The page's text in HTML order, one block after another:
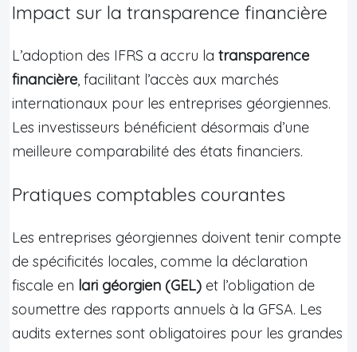
Impact sur la transparence financière
L’adoption des IFRS a accru la transparence
financière, facilitant l’accès aux marchés
internationaux pour les entreprises géorgiennes.
Les investisseurs bénéficient désormais d’une
meilleure comparabilité des états financiers.
Pratiques comptables courantes
Les entreprises géorgiennes doivent tenir compte
de spécificités locales, comme la déclaration
fiscale en lari géorgien (GEL) et l’obligation de
soumettre des rapports annuels à la GFSA. Les
audits externes sont obligatoires pour les grandes